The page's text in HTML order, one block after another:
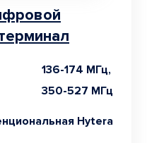
136-174 МГц,
350-527 МГц
Hytera